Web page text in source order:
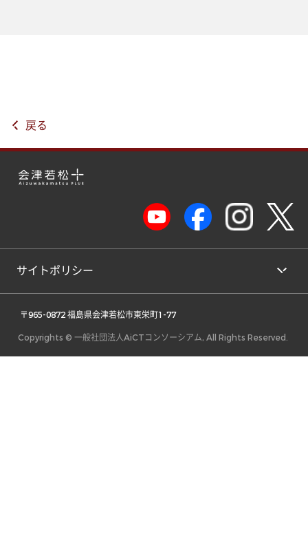
戻る
サイトポリシー
〒965-0872 福島県会津若松市東栄町1-77
Copyrights © 一般社団法人AiCTコンソーシアム, All Rights Reserved.